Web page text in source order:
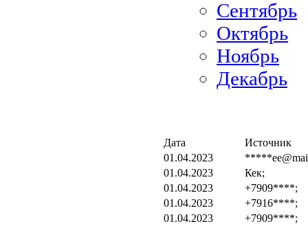
Сентябрь
Октябрь
Ноябрь
Декабрь
Дата
Источник
01.04.2023
01.04.2023
Кек;
01.04.2023
+7909****;
01.04.2023
+7916****;
01.04.2023
+7909****;